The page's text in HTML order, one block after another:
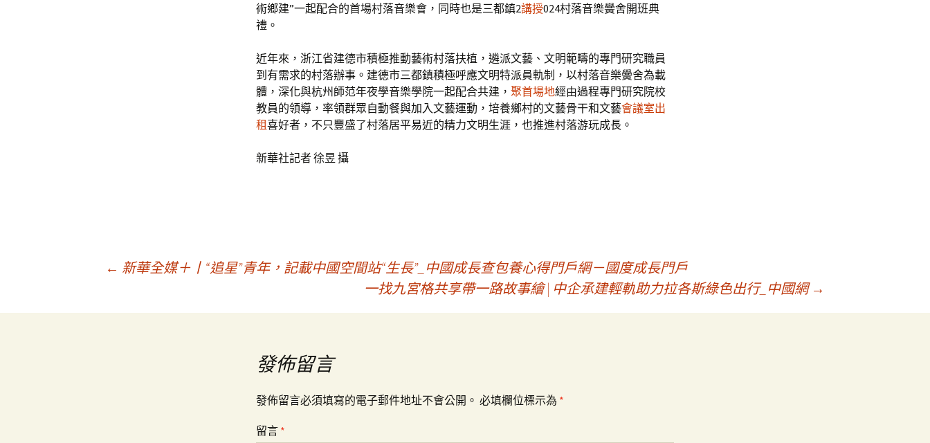
術鄉建”一起配合的首場村落音樂會，同時也是三都鎮2講授024村落音樂黌舍開班典
禮。
近年來，浙江省建德市積極推動藝術村落扶植，遴派文藝、文明範疇的專門研究職員
到有需求的村落辦事。建德市三都鎮積極呼應文明特派員軌制，以村落音樂黌舍為載
體，深化與杭州師范年夜學音樂學院一起配合共建， 聚首場地經由過程專門研究院校
教員的領導，率領群眾自動餐與加入文藝運動，培養鄉村的文藝骨干和文藝會議室出
租喜好者，不只豐盛了村落居平易近的精力文明生涯，也推進村落游玩成長。
新華社記者 徐昱 攝
章
← 新華全媒＋丨“追星”青年，記載中國空間站“生長”_中國成長查包養心得門戶網－國度成長門戶
一找九宮格共享帶一路故事繪 | 中企承建輕軌助力拉各斯綠色出行_中國網 →
發佈留言
發佈留言必須填寫的電子郵件地址不會公開。 必填欄位標示為 *
留言 *